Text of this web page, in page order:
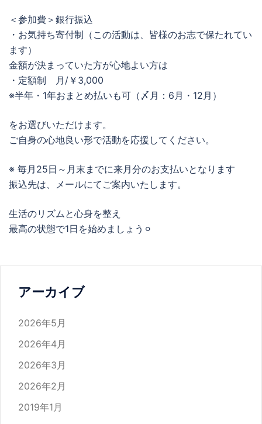
＜参加費＞銀行振込
・お気持ち寄付制（この活動は、皆様のお志で保たれてい
ます）
金額が決まっていた方が心地よい方は
・定額制 月/￥3,000
※半年・1年おまとめ払いも可（〆月：6月・12月）
をお選びいただけます。
ご自身の心地良い形で活動を応援してください。
※ 毎月25日～月末までに来月分のお支払いとなります
振込先は、メールにてご案内いたします。
生活のリズムと心身を整え
最高の状態で1日を始めましょう⚪︎
アーカイブ
2026年5月
2026年4月
2026年3月
2026年2月
2019年1月